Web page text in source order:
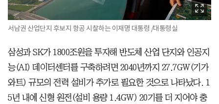
서남권 산업단지 후보지 항공 시찰하는 이재명 대통령 /대통령실
삼성과 SK가 1800조원을 투자해 반도체 산업 단지와 인공지
능(AI) 데이터센터를 구축하려면 2040년까지 27.7GW(기가
와트) 규모의 전력 설비가 추가로 필요한 것으로 나타났다. 1
5년 내에 신형 원전(설비 용량 1.4GW) 20기를 더 지어야 충